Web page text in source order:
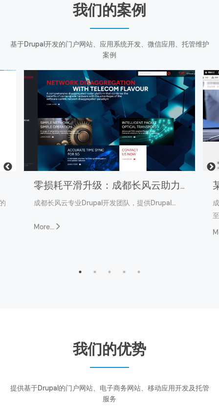
我们的案例
基于Drupal开发的门户网站、应用系统开发、微信应用、托管维护
案例
零损耗平滑升级：成都长风云助力斯达康Drupal官网完成版本跃迁
成都长风云专业Drupal开发团队，提供Drupal…
More...
我们的优势
提供基于Drupal的门户网站、电子商务网站、移动应用开发及托管
服务